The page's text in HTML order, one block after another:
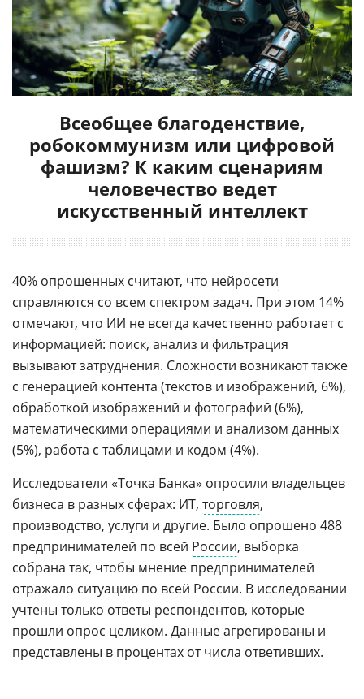
Всеобщее благоденствие,
робокоммунизм или цифровой
фашизм? К каким сценариям
человечество ведет
искусственный интеллект
40% опрошенных считают, что нейросети
справляются со всем спектром задач. При этом 14%
отмечают, что ИИ не всегда качественно работает с
информацией: поиск, анализ и фильтрация
вызывают затруднения. Сложности возникают также
с генерацией контента (текстов и изображений, 6%),
обработкой изображений и фотографий (6%),
математическими операциями и анализом данных
(5%), работа с таблицами и кодом (4%).
Исследователи «Точка Банка» опросили владельцев
бизнеса в разных сферах: ИT, торговля,
производство, услуги и другие. Было опрошено 488
предпринимателей по всей России, выборка
собрана так, чтобы мнение предпринимателей
отражало ситуацию по всей России. В исследовании
учтены только ответы респондентов, которые
прошли опрос целиком. Данные агрегированы и
представлены в процентах от числа ответивших.